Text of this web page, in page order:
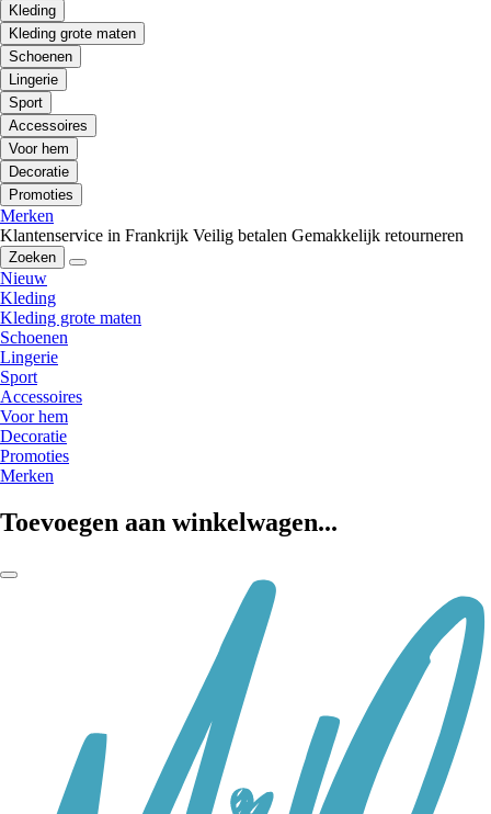
Kleding
Kleding grote maten
Schoenen
Lingerie
Sport
Accessoires
Voor hem
Decoratie
Promoties
Merken
Klantenservice in Frankrijk Veilig betalen Gemakkelijk retourneren
Zoeken
Nieuw
Kleding
Kleding grote maten
Schoenen
Lingerie
Sport
Accessoires
Voor hem
Decoratie
Promoties
Merken
Toevoegen aan winkelwagen...